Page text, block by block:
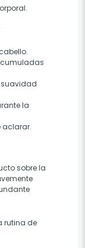
suavidad
la
aclarar.
sobre la
rutina de